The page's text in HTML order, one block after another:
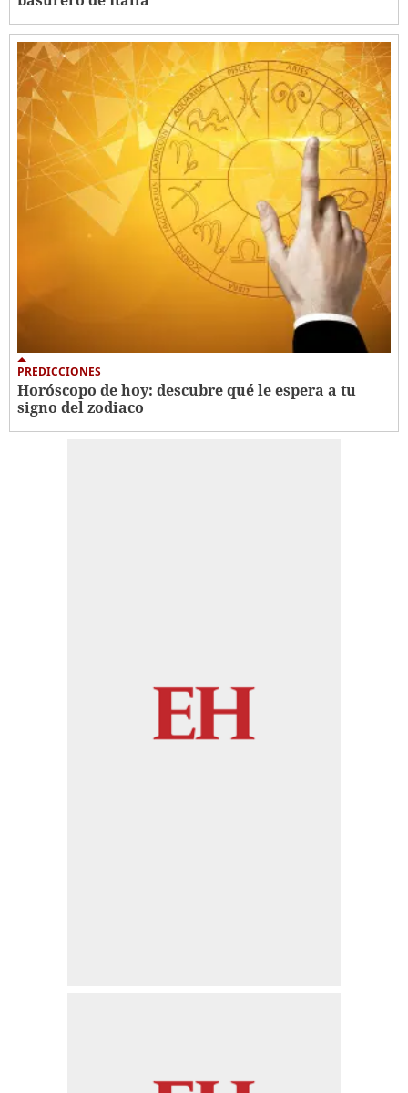
PREDICCIONES
Horóscopo de hoy: descubre qué le espera a tu
signo del zodiaco